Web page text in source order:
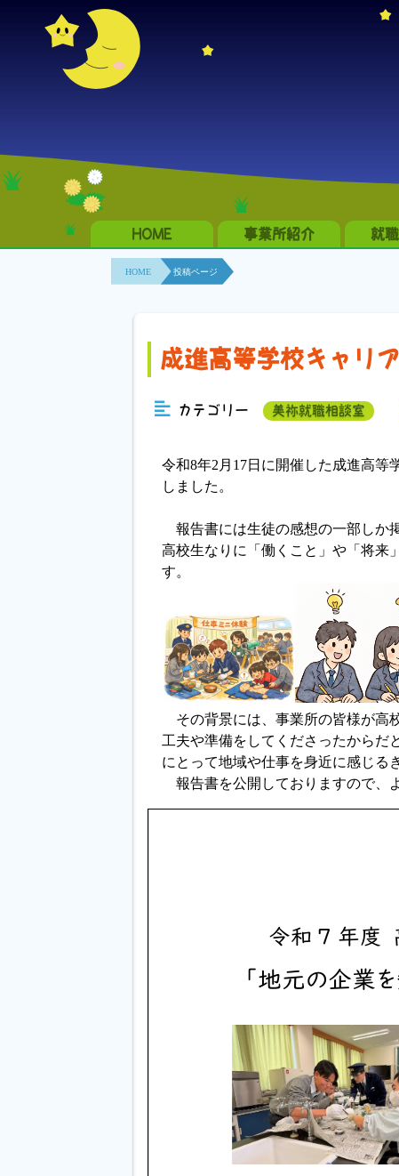
HOME 事業所紹介 就
HOME 投稿ページ
成進高等学校キャリ
カテゴリー 美祢就職相談室
令和8年2月17日に開催した成進高等
しました。
報告書には生徒の感想の一部しか
高校生なりに「働くこと」や「将来
す。
その背景には、事業所の皆様が高
工夫や準備をしてくださったからだ
にとって地域や仕事を身近に感じる
報告書を公開しておりますので、